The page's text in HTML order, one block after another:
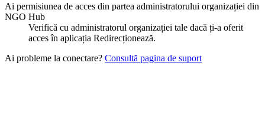
Ai permisiunea de acces din partea administratorului organizației din
NGO Hub
Verifică cu administratorul organizației tale dacă ți-a oferit
acces în aplicația Redirecționează.
Ai probleme la conectare? Consultă pagina de suport